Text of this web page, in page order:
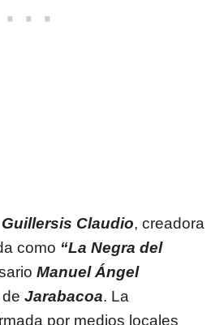
Guillersis Claudio, creadora
como “La Negra del
Manuel Ángel
Jarabacoa. La
por medios locales